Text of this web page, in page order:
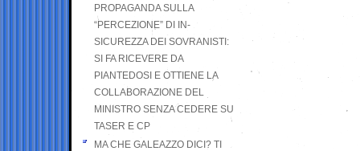
PROPAGANDA SULLA
“PERCEZIONE” DI IN-
SICUREZZA DEI SOVRANISTI:
SI FA RICEVERE DA
PIANTEDOSI E OTTIENE LA
COLLABORAZIONE DEL
MINISTRO SENZA CEDERE SU
TASER E CP
MA CHE GALEAZZO DICI? TI